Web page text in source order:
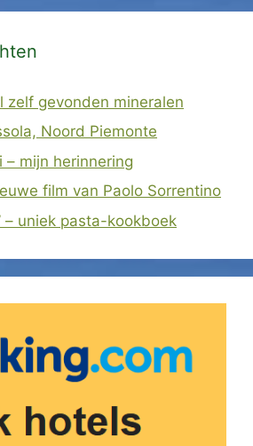
zelf gevonden mineralen
Noord Piemonte
– mijn herinnering
film van Paolo Sorrentino
– uniek pasta-kookboek